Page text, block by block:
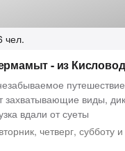
чел.
- из
захватывающие виды,
вдали от суеты
четверг, субботу